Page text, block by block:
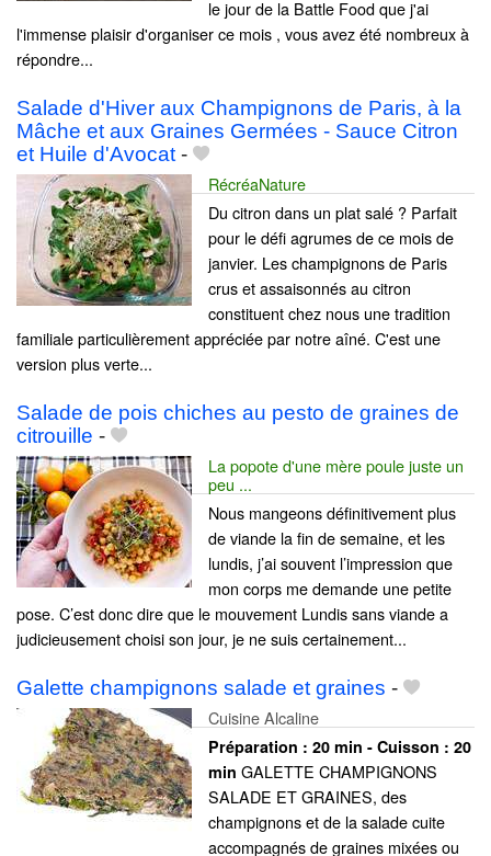
le jour de la Battle Food que j'ai
l'immense plaisir d'organiser ce mois , vous avez été nombreux à
répondre...
Salade d'Hiver aux Champignons de Paris, à la
Mâche et aux Graines Germées - Sauce Citron
et Huile d'Avocat -
RécréaNature
Du citron dans un plat salé ? Parfait
pour le défi agrumes de ce mois de
janvier. Les champignons de Paris
crus et assaisonnés au citron
constituent chez nous une tradition
familiale particulièrement appréciée par notre aîné. C'est une
version plus verte...
Salade de pois chiches au pesto de graines de
citrouille -
La popote d'une mère poule juste un
peu ...
Nous mangeons définitivement plus
de viande la fin de semaine, et les
lundis, j’ai souvent l’impression que
mon corps me demande une petite
pose. C’est donc dire que le mouvement Lundis sans viande a
judicieusement choisi son jour, je ne suis certainement...
Galette champignons salade et graines -
Cuisine Alcaline
Préparation : 20 min - Cuisson : 20
min GALETTE CHAMPIGNONS
SALADE ET GRAINES, des
champignons et de la salade cuite
accompagnés de graines mixées ou